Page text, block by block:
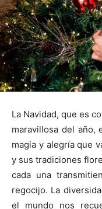
La Navidad, que es
maravillosa del año,
magia y alegría que
y sus tradiciones
cada una
regocijo. La
el mundo nos